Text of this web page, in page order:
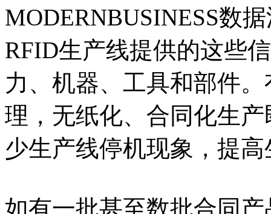
MODERNBUSINESS数
RFID生产线提供的这些
力、机器、工具和部件
理，无纸化、合同化生
少生产线停机现象，提
如有一批甚至数批合同